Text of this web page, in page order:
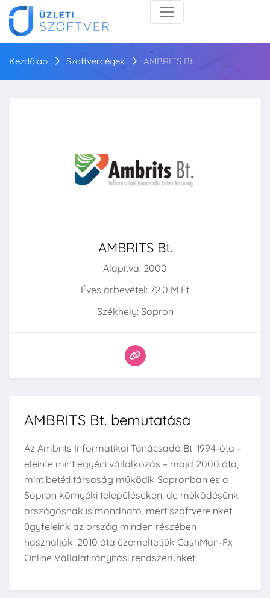
Kezdőlap Szoftvercégek AMBRITS Bt.
AMBRITS Bt.
Alapítva: 2000
Éves árbevétel: 72,0 M Ft
Székhely: Sopron
AMBRITS Bt. bemutatása
Az Ambrits Informatikai Tanácsadó Bt. 1994-óta –
eleinte mint egyéni vállalkozás – majd 2000 óta,
mint betéti társaság működik Sopronban és a
Sopron környéki településeken, de működésünk
országosnak is mondható, mert szoftvereinket
ügyfeleink az ország minden részében
használják. 2010 óta üzemeltetjük CashMan-Fx
Online Vállalatirányítási rendszerünket.